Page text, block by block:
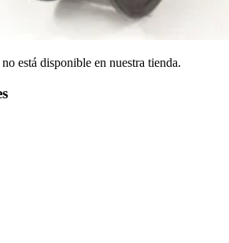
está disponible en nuestra tienda.